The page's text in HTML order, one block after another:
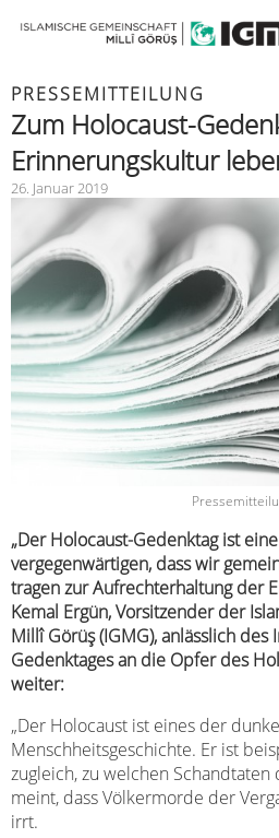
PRESSEMITTEILUNG
Zum Holocaust-
Erinnerungskultur
26. Januar 2019
„Der Holocaust-Gedenktag ist
vergegenwärtigen, dass wir
tragen zur Aufrechterhaltung der
Kemal Ergün, Vorsitzender der
Millî Görüş (IGMG), anlässlich des
Gedenktages an die Opfer des
weiter:
„Der Holocaust ist eines der
Menschheitsgeschichte. Er ist
zugleich, zu welchen
meint, dass Völkermorde der
irrt.